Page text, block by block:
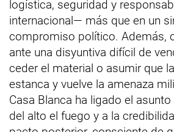
logística, seguridad y
internacional— más que en un
compromiso político. Además,
ante una disyuntiva difícil de
ceder el material o asumir que
estanca y vuelve la amenaza
Casa Blanca ha ligado el
del alto el fuego y a la